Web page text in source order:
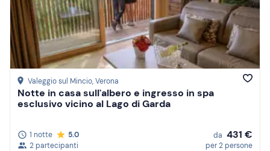
Prezzo (decrescente)
Recensioni
Valeggio sul Mincio, Verona
Notte in casa sull'albero e ingresso in spa
esclusivo vicino al Lago di Garda
1 notte
5.0
2 partecipanti
da 431 €
per 2 persone